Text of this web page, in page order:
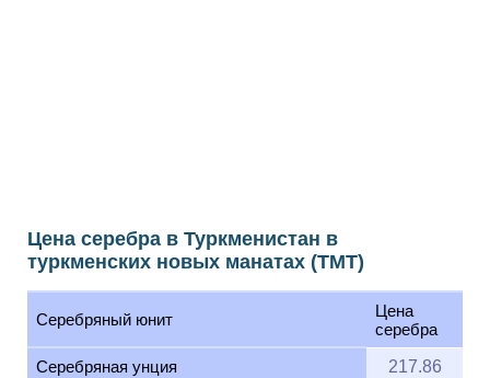
Цена серебра в Туркменистан в
туркменских новых манатах (TMT)
Серебряный юнит
Цена
серебра
Серебряная унция 217.86